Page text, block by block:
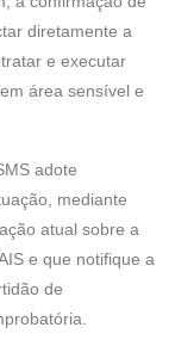
diretamente a
e executar
área sensível e
adote
mediante
atual sobre a
e que notifique a
de